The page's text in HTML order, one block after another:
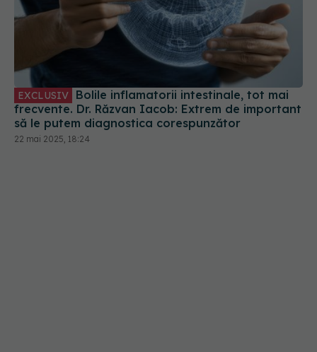
EXCLUSIV
frecvente. Dr. Răzvan Iacob: Extrem de important
să le putem diagnostica corespunzător
22 mai 2025, 18:24